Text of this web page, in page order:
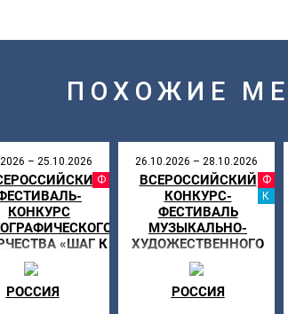
ПОХОЖИЕ
– 25.10.2026
КОНКУРС
«ШАГ К
В РЯЗАНИ»
РОССИЯ
26.10.2026 – 28.10.2026
ВСЕРОССИЙСКИЙ
КОНКУРС-
ФЕСТИВАЛЬ
МУЗЫКАЛЬНО-
ХУДОЖЕСТВЕННОГО
ТВОРЧЕСТВА «МОЯ
ЗВЕЗДА»
РОССИЯ